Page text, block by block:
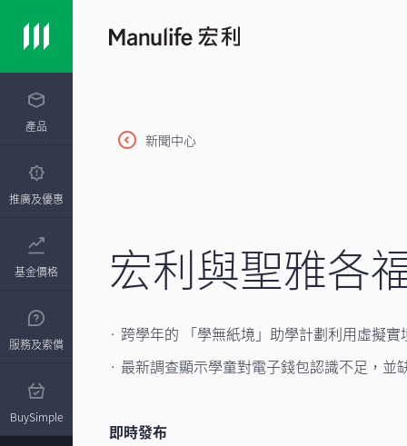
產品
推廣及優惠
基金價格
服務及索償
BuySimple
新聞中心
宏利與聖雅各
· 跨學年的 「學無紙境」助學計劃利用虛擬
· 最新調查顯示學童對電子錢包認識不足，並
即時發布